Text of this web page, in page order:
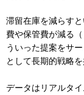
滞留在庫を減らす
費や保管費が減る
ういった提案をサ
として長期的戦略
データはリアルタ